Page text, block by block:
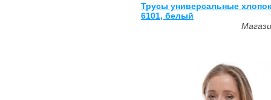
Трусы универсальные
6101, белый